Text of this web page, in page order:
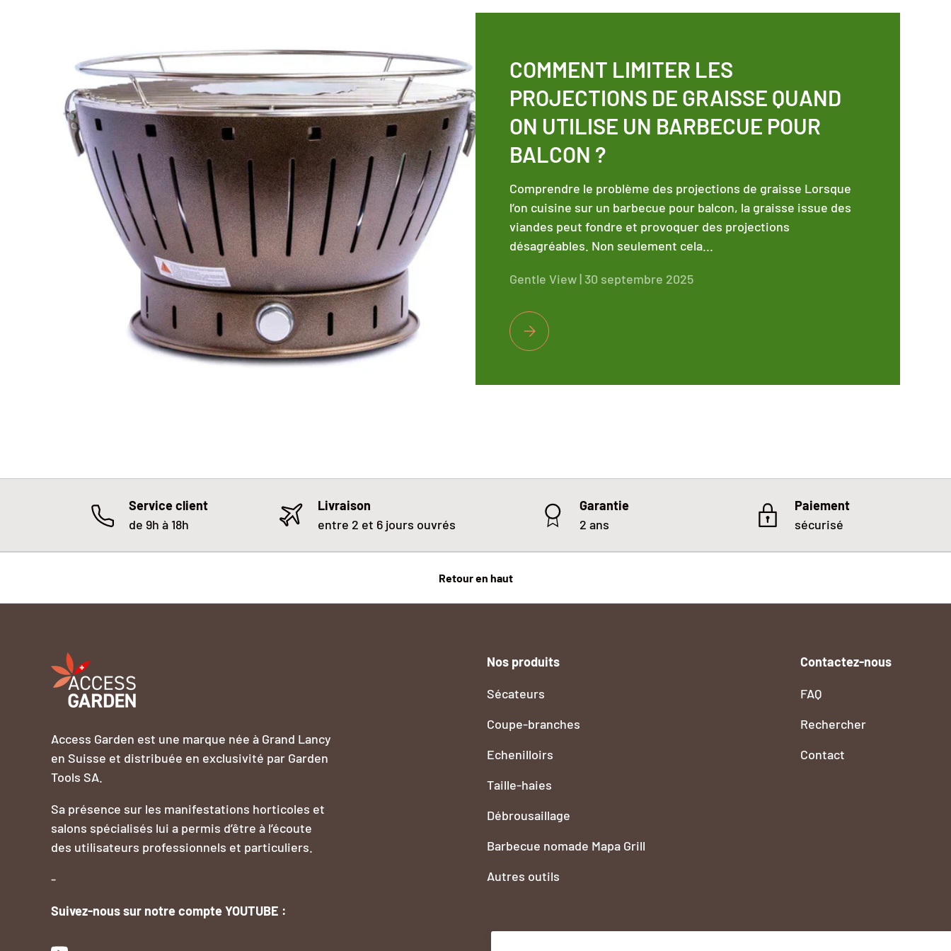
COMMENT LIMITER LES
PROJECTIONS DE GRAISSE QUAND
ON UTILISE UN BARBECUE POUR
BALCON ?
Comprendre le problème des projections de graisse Lorsque
l’on cuisine sur un barbecue pour balcon, la graisse issue des
viandes peut fondre et provoquer des projections
désagréables. Non seulement cela...
Gentle View | 30 septembre 2025
COMMENT LIMITER LES PROJECTIONS DE GRAISSE QUAND ON UTILISE UN BARBECUE
Service client
de 9h à 18h
Livraison
entre 2 et 6 jours ouvrés
Garantie
2 ans
Paiement
sécurisé
Retour en haut
Access Garden est une marque née à Grand Lancy
en Suisse et distribuée en exclusivité par Garden
Tools SA.
Sa présence sur les manifestations horticoles et
salons spécialisés lui a permis d’être à l’écoute
des utilisateurs professionnels et particuliers.
-
Suivez-nous sur notre compte YOUTUBE :
Nos produits
Sécateurs
Coupe-branches
Echenilloirs
Taille-haies
Débrousaillage
Barbecue nomade Mapa Grill
Autres outils
Contactez-nous
FAQ
Rechercher
Contact